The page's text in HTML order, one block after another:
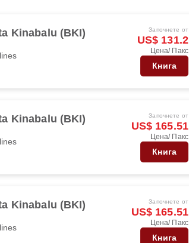
Kinabalu (BKI) Започнете от
US$ 131.2
Цена/ Пакс
Книга
Kinabalu (BKI) Започнете от
US$ 165.51
Цена/ Пакс
Книга
Kinabalu (BKI) Започнете от
US$ 165.51
Цена/ Пакс
Книга